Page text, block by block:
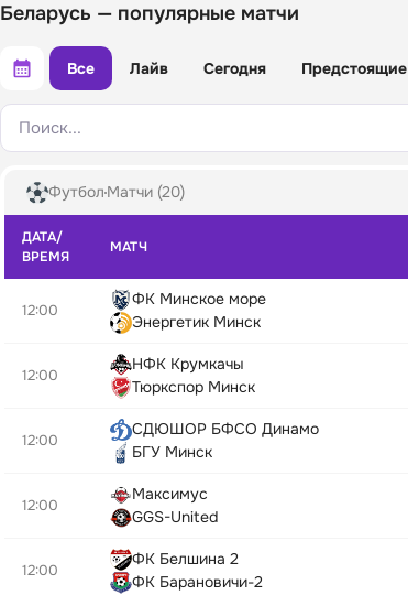
Беларусь — популярные матчи
Все Лайв Сегодня Предстоящие
Поиск...
Футбол Матчи (20)
ДАТА/
ВРЕМЯ
МАТЧ
12:00
ФК Минское море
Энергетик Минск
12:00
НФК Крумкачы
Тюркспор Минск
12:00
СДЮШОР БФСО Динамо
БГУ Минск
12:00
Максимус
GGS-United
12:00
ФК Белшина 2
ФК Барановичи-2